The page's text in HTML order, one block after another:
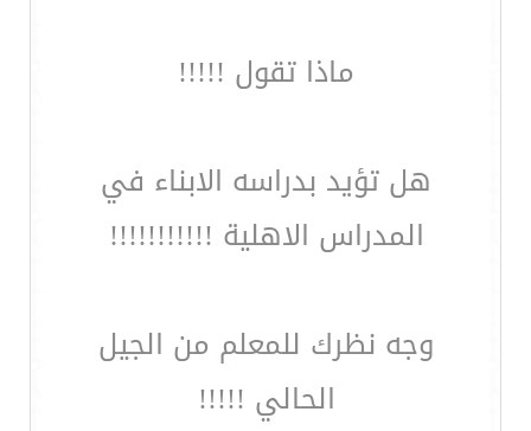
ماذا تقول !!!!!
هل تؤيد بدراسه الابناء في
المدراس الاهلية !!!!!!!!!!!
وجه نظرك للمعلم من الجيل
الحالي !!!!!